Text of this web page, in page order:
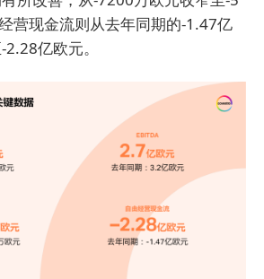
营现金流则从去年同期的-1.47亿
亿欧元。